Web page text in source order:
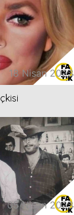
18 Nisan 2023
05 Nisan 2023